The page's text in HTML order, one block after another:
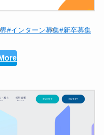
#インターン募集#新卒募集